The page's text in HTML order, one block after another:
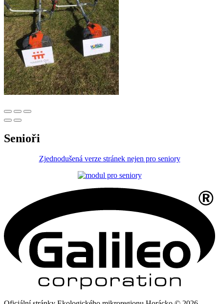
Senioři
Zjednodušená verze stránek nejen pro seniory